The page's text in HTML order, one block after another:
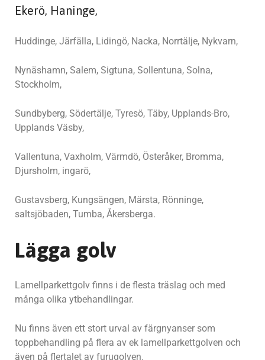
Ekerö, Haninge,
Huddinge, Järfälla, Lidingö, Nacka, Norrtälje, Nykvarn,
Nynäshamn, Salem, Sigtuna, Sollentuna, Solna,
Stockholm,
Sundbyberg, Södertälje, Tyresö, Täby, Upplands-Bro,
Upplands Väsby,
Vallentuna, Vaxholm, Värmdö, Österåker, Bromma,
Djursholm, ingarö,
Gustavsberg, Kungsängen, Märsta, Rönninge,
saltsjöbaden, Tumba, Åkersberga.
Lägga golv
Lamellparkettgolv finns i de flesta träslag och med
många olika ytbehandlingar.
Nu finns även ett stort urval av färgnyanser som
toppbehandling på flera av ek lamellparkettgolven och
även på flertalet av furugolven.